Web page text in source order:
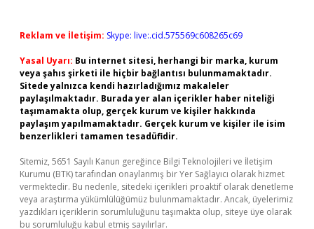
Reklam ve İletişim: Skype: live:.cid.575569c608265c69
Yasal Uyarı: Bu internet sitesi, herhangi bir marka, kurum
veya şahıs şirketi ile hiçbir bağlantısı bulunmamaktadır.
Sitede yalnızca kendi hazırladığımız makaleler
paylaşılmaktadır. Burada yer alan içerikler haber niteliği
taşımamakta olup, gerçek kurum ve kişiler hakkında
paylaşım yapılmamaktadır. Gerçek kurum ve kişiler ile isim
benzerlikleri tamamen tesadüfidir.
Sitemiz, 5651 Sayılı Kanun gereğince Bilgi Teknolojileri ve İletişim
Kurumu (BTK) tarafından onaylanmış bir Yer Sağlayıcı olarak hizmet
vermektedir. Bu nedenle, sitedeki içerikleri proaktif olarak denetleme
veya araştırma yükümlülüğümüz bulunmamaktadır. Ancak, üyelerimiz
yazdıkları içeriklerin sorumluluğunu taşımakta olup, siteye üye olarak
bu sorumluluğu kabul etmiş sayılırlar.